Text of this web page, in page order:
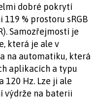
dobré pokrytí
% prostoru sRGB
Samozřejmostí je
která je ale v
na automatiku, která
aplikacích a typu
120 Hz. Lze ji ale
výdrže na baterii